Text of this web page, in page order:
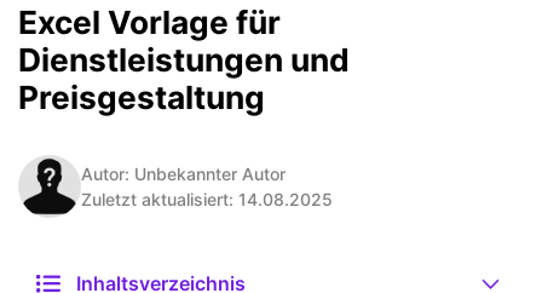
Excel Vorlage für
Dienstleistungen und
Preisgestaltung
Autor: Unbekannter Autor
Zuletzt aktualisiert: 14.08.2025
Inhaltsverzeichnis